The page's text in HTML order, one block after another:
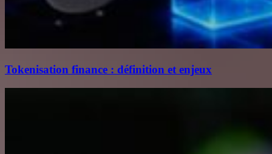
Tokenisation finance : définition et enjeux